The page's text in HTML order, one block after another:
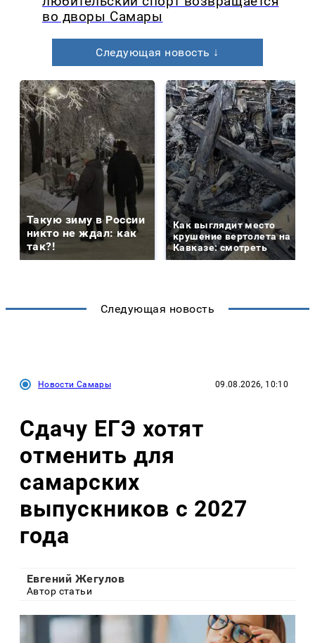
во дворы Самары
Следующая новость ↓
Такую зиму в России
никто не ждал: как
так?!
Как выглядит место
крушение вертолета на
Кавказе: смотреть
Следующая новость
Новости Самары 09.08.2026, 10:10
Сдачу ЕГЭ хотят
отменить для
самарских
выпускников с 2027
года
Евгений Жегулов
Автор статьи